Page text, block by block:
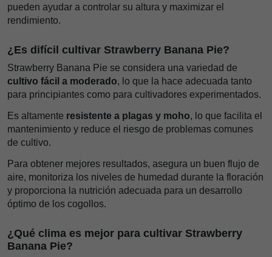
pueden ayudar a controlar su altura y maximizar el
rendimiento.
¿Es difícil cultivar Strawberry Banana Pie?
Strawberry Banana Pie se considera una variedad de
cultivo fácil a moderado, lo que la hace adecuada tanto
para principiantes como para cultivadores experimentados.
Es altamente resistente a plagas y moho, lo que facilita el
mantenimiento y reduce el riesgo de problemas comunes
de cultivo.
Para obtener mejores resultados, asegura un buen flujo de
aire, monitoriza los niveles de humedad durante la floración
y proporciona la nutrición adecuada para un desarrollo
óptimo de los cogollos.
¿Qué clima es mejor para cultivar Strawberry
Banana Pie?